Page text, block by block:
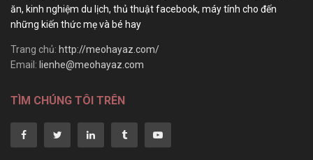
ăn, kinh nghiệm du lịch, thủ thuật facebook, máy tính cho đến
những kiến thức mẹ và bé hay
Trang chủ: http://meohayaz.com/
Email: lienhe@meohayaz.com
TÌM CHÚNG TÔI TRÊN